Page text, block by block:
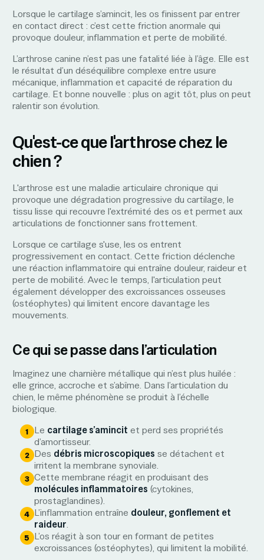
Lorsque le cartilage s’amincit, les os finissent par entrer
en contact direct : c’est cette friction anormale qui
provoque douleur, inflammation et perte de mobilité.
L’arthrose canine n’est pas une fatalité liée à l’âge. Elle est
le résultat d’un déséquilibre complexe entre usure
mécanique, inflammation et capacité de réparation du
cartilage. Et bonne nouvelle : plus on agit tôt, plus on peut
ralentir son évolution.
Qu'est-ce que l'arthrose chez le
chien ?
L'arthrose est une maladie articulaire chronique qui
provoque une dégradation progressive du cartilage, le
tissu lisse qui recouvre l'extrémité des os et permet aux
articulations de fonctionner sans frottement.
Lorsque ce cartilage s'use, les os entrent
progressivement en contact. Cette friction déclenche
une réaction inflammatoire qui entraîne douleur, raideur et
perte de mobilité. Avec le temps, l'articulation peut
également développer des excroissances osseuses
(ostéophytes) qui limitent encore davantage les
mouvements.
Ce qui se passe dans l’articulation
Imaginez une charnière métallique qui n’est plus huilée :
elle grince, accroche et s’abîme. Dans l’articulation du
chien, le même phénomène se produit à l’échelle
biologique.
Le cartilage s’amincit et perd ses propriétés
d’amortisseur.
Des débris microscopiques se détachent et
irritent la membrane synoviale.
Cette membrane réagit en produisant des
molécules inflammatoires (cytokines,
prostaglandines).
L’inflammation entraîne douleur, gonflement et
raideur.
L’os réagit à son tour en formant de petites
excroissances (ostéophytes), qui limitent la mobilité.